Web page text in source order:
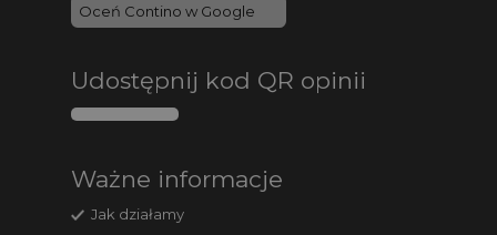
Oceń Contino w Google
Udostępnij kod QR opinii
Ważne informacje
Jak działamy